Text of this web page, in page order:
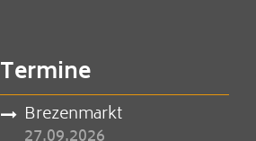
Termine
Brezenmarkt